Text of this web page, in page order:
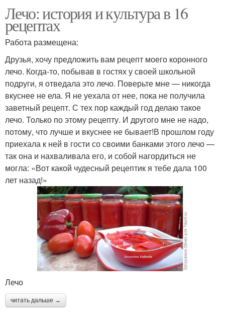
Лечо: история и культура в 16
рецептах
Работа размещена:
Друзья, хочу предложить вам рецепт моего коронного
лечо. Когда-то, побывав в гостях у своей школьной
подруги, я отведала это лечо. Поверьте мне — никогда
вкуснее не ела. Я не уехала от нее, пока не получила
заветный рецепт. С тех пор каждый год делаю такое
лечо. Только по этому рецепту. И другого мне не надо,
потому, что лучше и вкуснее не бывает!В прошлом году
приехала к ней в гости со своими банками этого лечо —
так она и нахваливала его, и собой нагордиться не
могла: «Вот какой чудесный рецептик я тебе дала 100
лет назад!»
Лечо
читать дальше →